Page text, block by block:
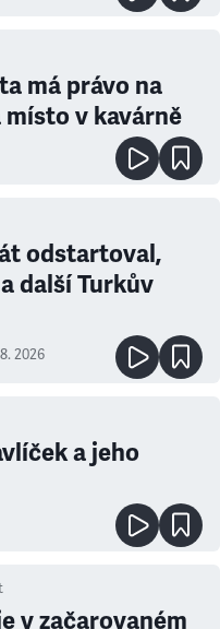
má právo na
místo v kavárně
odstartoval,
další Turkův
2026
a jeho
v začarovaném